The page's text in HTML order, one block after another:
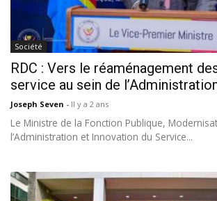
Société
RDC : Vers le réaménagement
service au sein de
Joseph Seven - Il y a 2 ans
Le Ministre de la Fonction Publique,
l’Administration et Innovation du Service...